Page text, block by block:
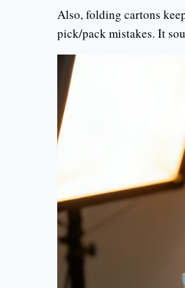
Also, folding cartons
pick/pack mistakes. It